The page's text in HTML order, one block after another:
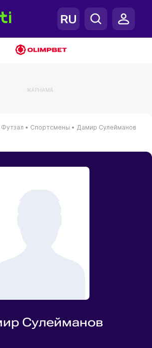
ЖАРНАМА
Футзал • Спортсмены • Дамир Сулейманов
Сулейманов